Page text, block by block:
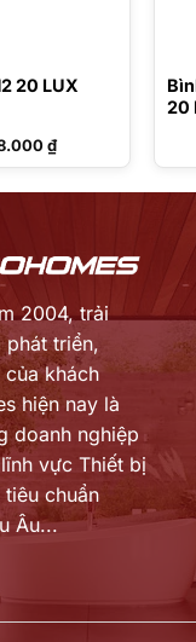
20 LUX
₫Giá
hiện
tại
3.768.000 ₫.
20
2004, trải
phát triển,
khách
hiện nay là
doanh nghiệp
vực Thiết bị
chuẩn
Âu...